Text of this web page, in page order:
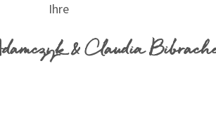
Ihre
& Claudia